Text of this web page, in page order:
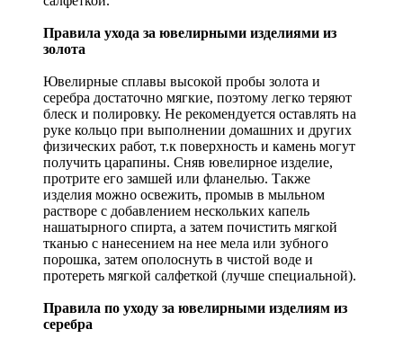
Правила ухода за ювелирными изделиями из
золота
Ювелирные сплавы высокой пробы золота и
серебра достаточно мягкие, поэтому легко теряют
блеск и полировку. Не рекомендуется оставлять на
руке кольцо при выполнении домашних и других
физических работ, т.к поверхность и камень могут
получить царапины. Сняв ювелирное изделие,
протрите его замшей или фланелью. Также
изделия можно освежить, промыв в мыльном
растворе с добавлением нескольких капель
нашатырного спирта, а затем почистить мягкой
тканью с нанесением на нее мела или зубного
порошка, затем ополоснуть в чистой воде и
протереть мягкой салфеткой (лучше специальной).
Правила по уходу за ювелирными изделиям из
серебра